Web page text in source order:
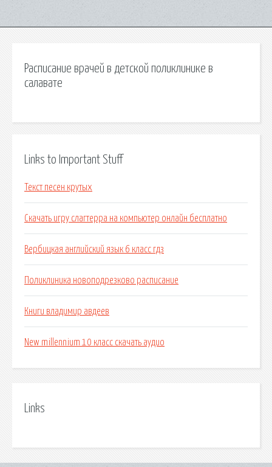
Расписание врачей в детской поликлинике в
салавате
Links to Important Stuff
Текст песен крутых
Скачать игру слагтерра на компьютер онлайн бесплатно
Вербицкая английский язык 6 класс гдз
Поликлиника новоподрезково расписание
Книги владимир авдеев
New millennium 10 класс скачать аудио
Links